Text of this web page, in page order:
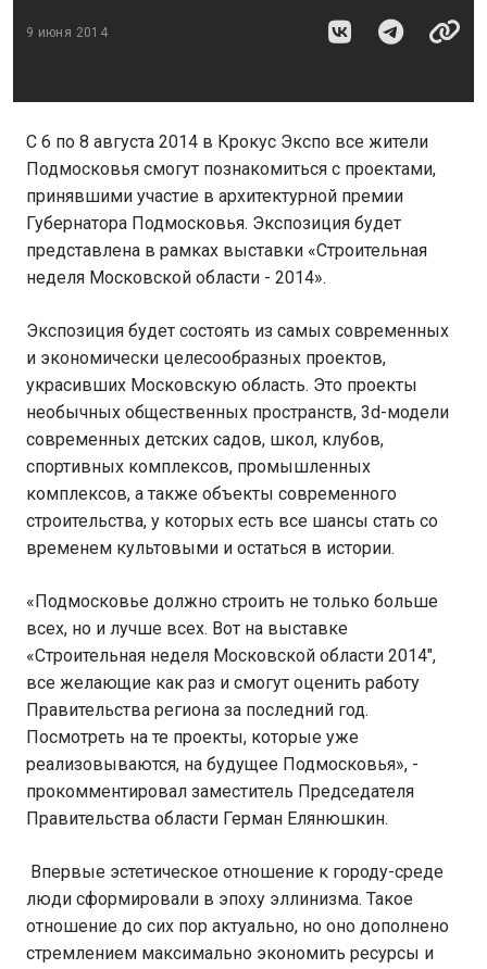
9 июня 2014
С 6 по 8 августа 2014 в Крокус Экспо все жители
Подмосковья смогут познакомиться с проектами,
принявшими участие в архитектурной премии
Губернатора Подмосковья. Экспозиция будет
представлена в рамках выставки «Строительная
неделя Московской области - 2014».
Экспозиция будет состоять из самых современных
и экономически целесообразных проектов,
украсивших Московскую область. Это проекты
необычных общественных пространств, 3d-модели
современных детских садов, школ, клубов,
спортивных комплексов, промышленных
комплексов, а также объекты современного
строительства, у которых есть все шансы стать со
временем культовыми и остаться в истории.
«Подмосковье должно строить не только больше
всех, но и лучше всех. Вот на выставке
«Строительная неделя Московской области 2014",
все желающие как раз и смогут оценить работу
Правительства региона за последний год.
Посмотреть на те проекты, которые уже
реализовываются, на будущее Подмосковья», -
прокомментировал заместитель Председателя
Правительства области Герман Елянюшкин.
Впервые эстетическое отношение к городу-среде
люди сформировали в эпоху эллинизма. Такое
отношение до сих пор актуально, но оно дополнено
стремлением максимально экономить ресурсы и